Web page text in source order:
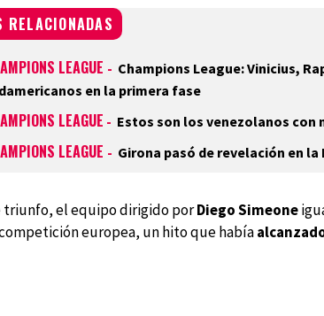
RELACIONADAS
LEAGUE - Champions League: Vinicius,
en la primera fase
LEAGUE - Estos son los venezolanos con
LEAGUE - Girona pasó de revelación en
triunfo, el equipo dirigido porDiego Simeone
europea, un hito que había